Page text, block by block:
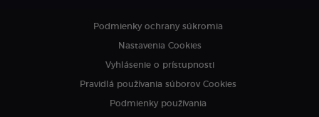
Podmienky ochrany súkromia
Nastavenia Cookies
Vyhlásenie o prístupnosti
Pravidlá používania súborov Cookies
Podmienky používania